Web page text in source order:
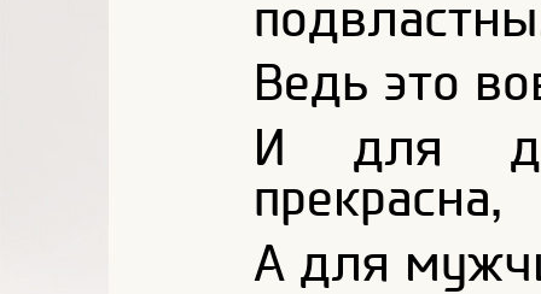
Ведь это
И для
прекрасна,
А для